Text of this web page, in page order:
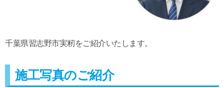
千葉県習志野市実籾をご紹介いたします。
施工写真のご紹介